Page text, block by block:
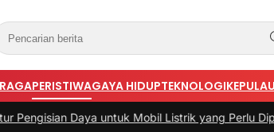
PERISTIWAGAYA HIDUPTEKNOLOGI
untuk Mobil Listrik yang Perlu Diperhatikan|#3 -